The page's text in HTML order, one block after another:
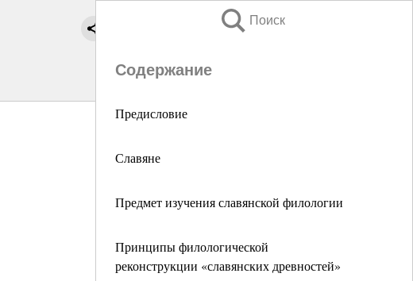
Поиск
Содержание
Предисловие
Славяне
Предмет изучения славянской филологии
Принципы филологической
реконструкции «славянских древностей»